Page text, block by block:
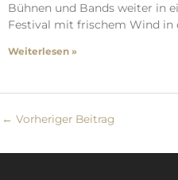
Bühnen und Bands weiter in
Festival mit frischem Wind in
Weiterlesen »
← Vorheriger Beitrag